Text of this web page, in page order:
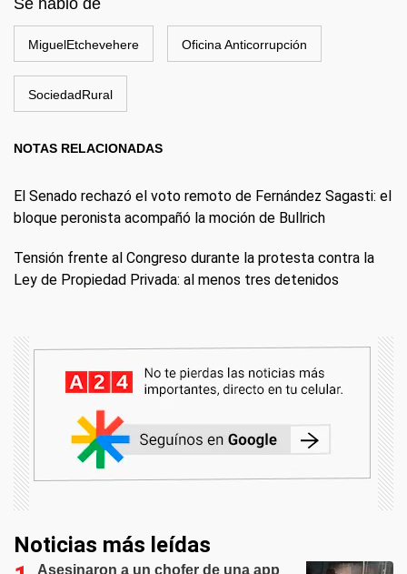
Se habló de
MiguelEtchevehere Oficina Anticorrupción
SociedadRural
NOTAS RELACIONADAS
El Senado rechazó el voto remoto de Fernández Sagasti: el
bloque peronista acompañó la moción de Bullrich
Tensión frente al Congreso durante la protesta contra la
Ley de Propiedad Privada: al menos tres detenidos
Noticias más leídas
Asesinaron a un chofer de una app